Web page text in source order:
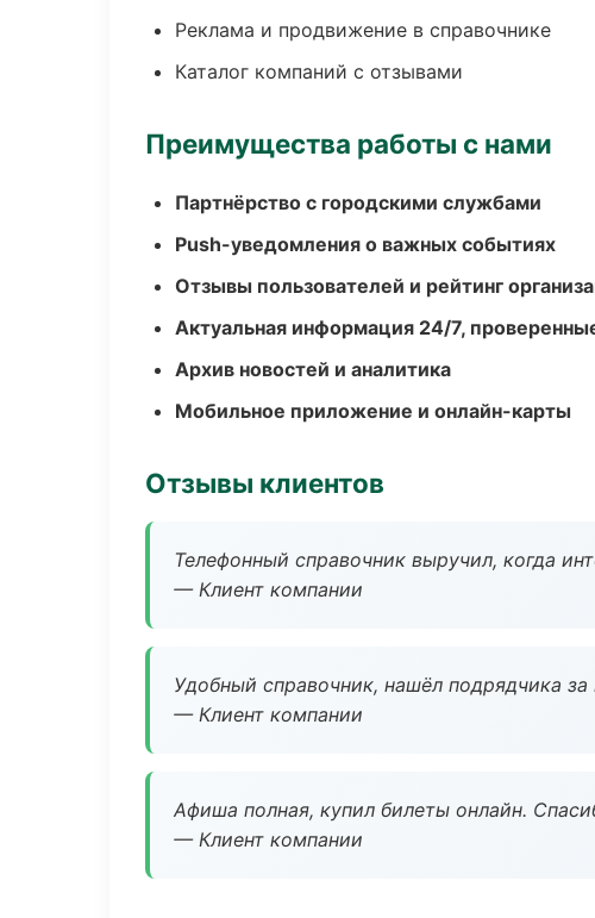
Реклама и продвижение в справочнике
Каталог компаний с отзывами
Преимущества работы с нами
Партнёрство с городскими службами
Push-уведомления о важных событиях
Отзывы пользователей и рейтинг
Актуальная информация 24/7,
Архив новостей и аналитика
Мобильное приложение и онлайн-карты
Отзывы клиентов
Телефонный справочник выручил, когда
— Клиент компании
Удобный справочник, нашёл подрядчика
— Клиент компании
Афиша полная, купил билеты онлайн.
— Клиент компании